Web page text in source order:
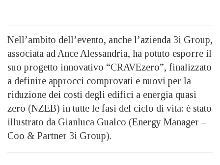
Nell’ambito dell’evento, anche l’azienda 3i Group,
associata ad Ance Alessandria, ha potuto esporre il
suo progetto innovativo “CRAVEzero”, finalizzato
a definire approcci comprovati e nuovi per la
riduzione dei costi degli edifici a energia quasi
zero (NZEB) in tutte le fasi del ciclo di vita: è stato
illustrato da Gianluca Gualco (Energy Manager –
Coo & Partner 3i Group).